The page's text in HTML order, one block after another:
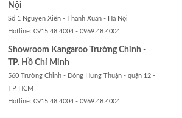
Nội
Số 1 Nguyễn Xiển - Thanh Xuân - Hà Nội
Hotline: 0915.48.4004 - 0969.48.4004
Showroom Kangaroo Trường Chinh -
TP. Hồ Chí Minh
560 Trường Chinh - Đông Hưng Thuận - quận 12 -
TP HCM
Hotline: 0915.48.4004 - 0969.48.4004